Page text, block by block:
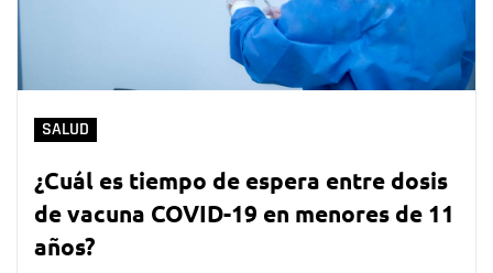
SALUD
¿Cuál es tiempo de espera entre dosis
de vacuna COVID-19 en menores de 11
años?